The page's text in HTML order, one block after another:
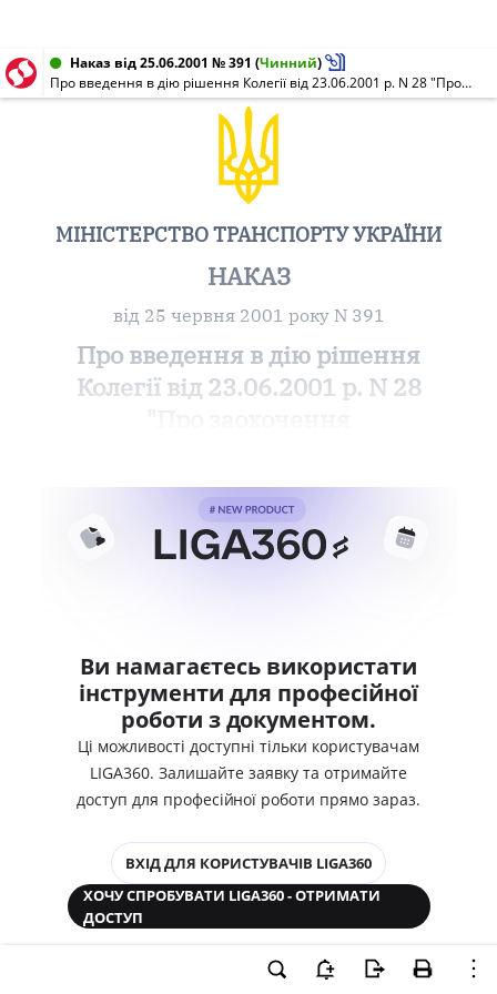
Наказ від 25.06.2001 № 391 (Чинний)
Про введення в дію рішення Колегії від 23.06.2001 р. N 28 "Про заохочення працівників транспортно-дорожнього комплексу"
МІНІСТЕРСТВО ТРАНСПОРТУ УКРАЇНИ
НАКАЗ
від 25 червня 2001 року N 391
Про введення в дію рішення
Колегії від 23.06.2001 р. N 28
Ви намагаєтесь використати
інструменти для професійної
роботи з документом.
Ці можливості доступні тільки користувачам
LIGA360. Залишайте заявку та отримайте
доступ для професійної роботи прямо зараз.
ВХІД ДЛЯ КОРИСТУВАЧІВ LIGA360
ХОЧУ СПРОБУВАТИ LIGA360 - ОТРИМАТИ
ДОСТУП
Законодавство та аналітика
Корпоративні документи